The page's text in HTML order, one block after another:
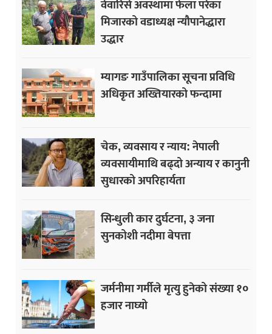
वेवारिसे अवस्थामा फेला परेका
मिजारको वडाध्यक्ष न्यौपानेद्धारा
उद्धार
म्यागङ गाउँपालिका सूचना प्रविधि
अधिकृत अख्तियारको फन्दामा
चेक, व्यवसाय र न्याय: नेपाली
व्यवसायीमाथि बढ्दो अन्याय र कानुनी
सुधारको अपरिहार्यता
सिन्धुली कार दुर्घटना, ३ जना
सुनकोशी नदीमा बेपत्ता
जर्मनीमा गर्मीले मृत्यु हुनेको संख्या १०
हजार नाघ्यो